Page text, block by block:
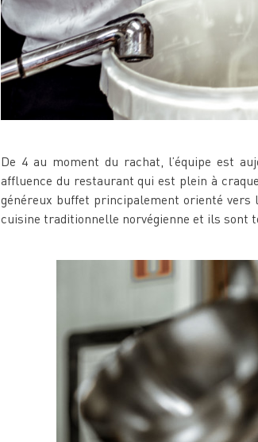
De 4 au moment du rachat, l’équipe est
affluence du restaurant qui est plein à
généreux buffet principalement orienté
cuisine traditionnelle norvégienne et ils sont